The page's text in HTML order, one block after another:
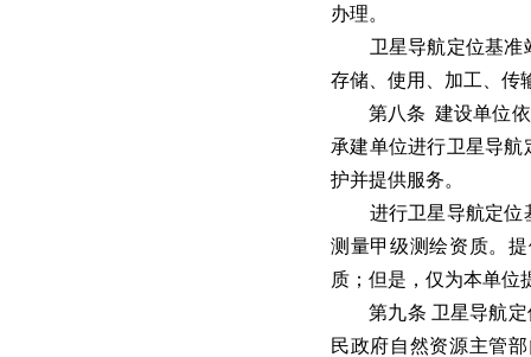
办理。
卫星导航定位基准站
存储、使用、加工、传
第八条 建设单位依
承建单位进行卫星导
护并提供服务。
进行卫星导航定位基
测量甲级测绘资质。
质；但是，仅为本单位
第九条 卫星导航定
民政府自然资源主管